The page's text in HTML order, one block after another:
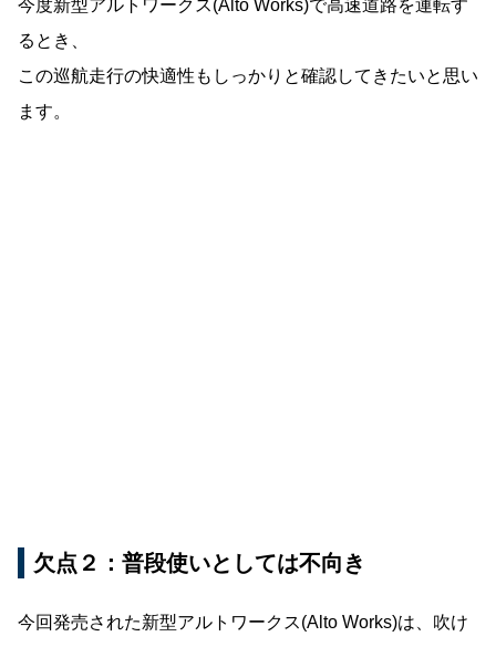
今度新型アルトワークス(Alto Works)で高速道路を運転す
るとき、
この巡航走行の快適性もしっかりと確認してきたいと思い
ます。
欠点２：普段使いとしては不向き
今回発売された新型アルトワークス(Alto Works)は、吹け